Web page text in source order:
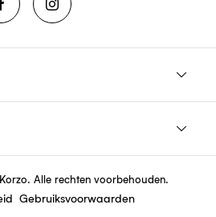
Alle rechten voorbehouden.
Gebruiksvoorwaarden